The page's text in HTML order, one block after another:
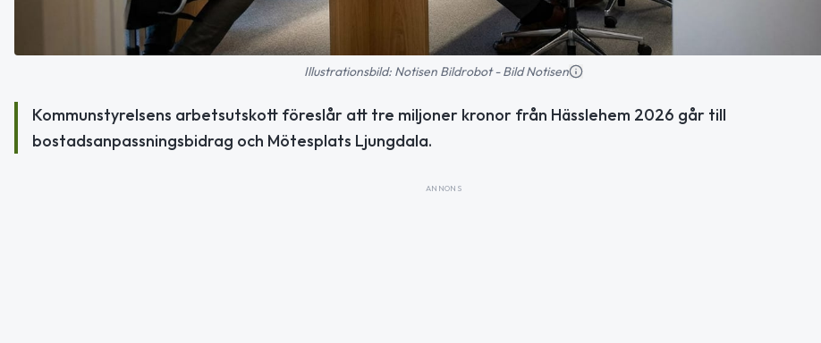
Illustrationsbild: Notisen Bildrobot - Bild Notisen
Kommunstyrelsens arbetsutskott föreslår att tre miljoner kronor från Hässlehem 2026 går till
bostadsanpassningsbidrag och Mötesplats Ljungdala.
ANNONS